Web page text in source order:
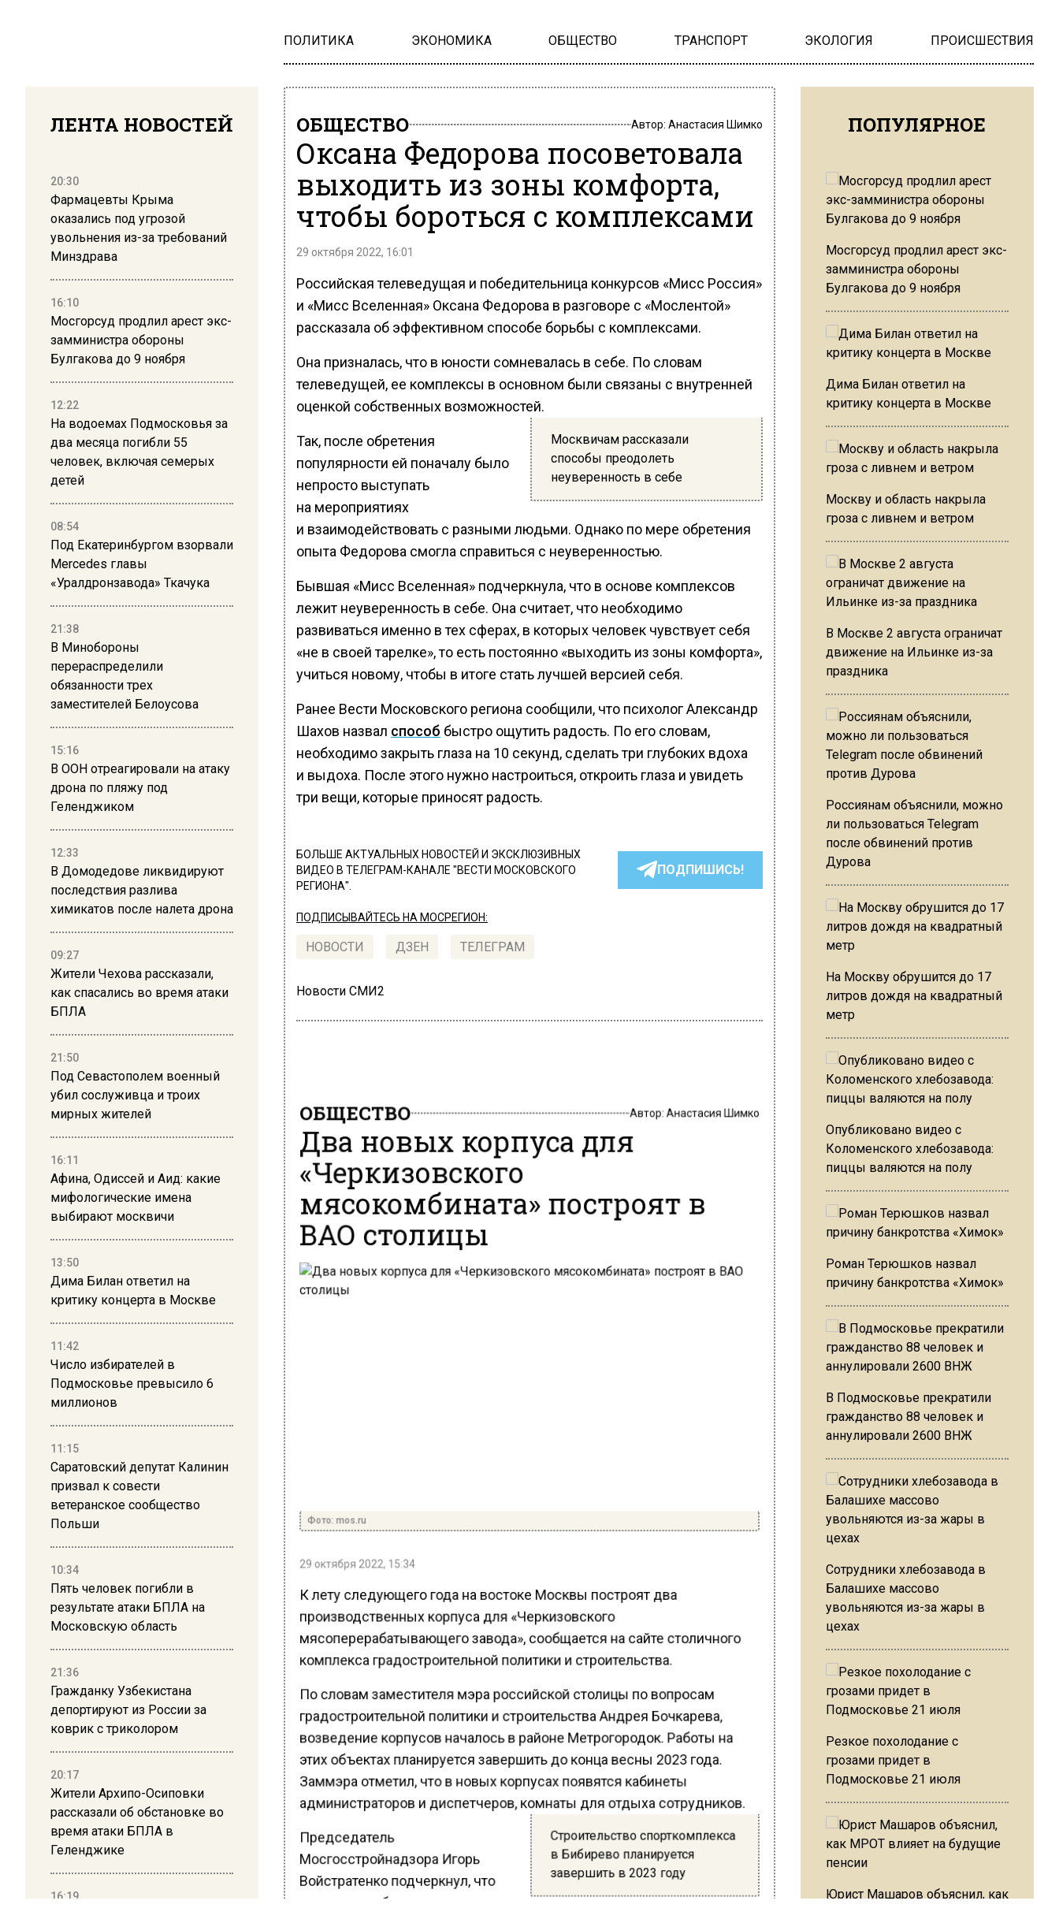
ПОЛИТИКА ЭКОНОМИКА ОБЩЕСТВО ТРАНСПОРТ ЭКОЛОГИЯ ПРОИСШЕСТВИЯ
ЛЕНТА НОВОСТЕЙ
20:30
Фармацевты Крыма
оказались под угрозой
увольнения из-за требований
Минздрава
16:10
Мосгорсуд продлил арест экс-
замминистра обороны
Булгакова до 9 ноября
12:22
На водоемах Подмосковья за
два месяца погибли 55
человек, включая семерых
детей
08:54
Под Екатеринбургом взорвали
Mercedes главы
«Уралдронзавода» Ткачука
21:38
В Минобороны
перераспределили
обязанности трех
заместителей Белоусова
15:16
В ООН отреагировали на атаку
дрона по пляжу под
Геленджиком
12:33
В Домодедове ликвидируют
последствия разлива
химикатов после налета дрона
09:27
Жители Чехова рассказали,
как спасались во время атаки
БПЛА
21:50
Под Севастополем военный
убил сослуживца и троих
мирных жителей
16:11
Афина, Одиссей и Аид: какие
мифологические имена
выбирают москвичи
13:50
Дима Билан ответил на
критику концерта в Москве
11:42
Число избирателей в
Подмосковье превысило 6
миллионов
11:15
Саратовский депутат Калинин
призвал к совести
ветеранское сообщество
Польши
10:34
Пять человек погибли в
результате атаки БПЛА на
Московскую область
21:36
Гражданку Узбекистана
депортируют из России за
коврик с триколором
20:17
Жители Архипо-Осиповки
рассказали об обстановке во
время атаки БПЛА в
Геленджике
16:19
ОБЩЕСТВО Автор: Анастасия Шимко
Оксана Федорова посоветовала
выходить из зоны комфорта,
чтобы бороться с комплексами
29 октября 2022, 16:01
Российская телеведущая и победительница конкурсов «Мисс Россия»
и «Мисс Вселенная» Оксана Федорова в разговоре с «Мослентой»
рассказала об эффективном способе борьбы с комплексами.
Она призналась, что в юности сомневалась в себе. По словам
телеведущей, ее комплексы в основном были связаны с внутренней
оценкой собственных возможностей.
Москвичам рассказали
способы преодолеть
неуверенность в себе
Так, после обретения
популярности ей поначалу было
непросто выступать
на мероприятиях
и взаимодействовать с разными людьми. Однако по мере обретения
опыта Федорова смогла справиться с неуверенностью.
Бывшая «Мисс Вселенная» подчеркнула, что в основе комплексов
лежит неуверенность в себе. Она считает, что необходимо
развиваться именно в тех сферах, в которых человек чувствует себя
«не в своей тарелке», то есть постоянно «выходить из зоны комфорта»,
учиться новому, чтобы в итоге стать лучшей версией себя.
Ранее Вести Московского региона сообщили, что психолог Александр
Шахов назвал способ быстро ощутить радость. По его словам,
необходимо закрыть глаза на 10 секунд, сделать три глубоких вдоха
и выдоха. После этого нужно настроиться, откроить глаза и увидеть
три вещи, которые приносят радость.
БОЛЬШЕ АКТУАЛЬНЫХ НОВОСТЕЙ И ЭКСКЛЮЗИВНЫХ
ВИДЕО В ТЕЛЕГРАМ-КАНАЛЕ "ВЕСТИ МОСКОВСКОГО
РЕГИОНА".
ПОДПИШИСЬ!
ПОДПИСЫВАЙТЕСЬ НА МОСРЕГИОН:
НОВОСТИ ДЗЕН ТЕЛЕГРАМ
Новости СМИ2
ОБЩЕСТВО
Два новых корпуса для
«Черкизовского
мясокомбината» построят в
ВАО столицы
Фото: mos.ru
29 октября 2022, 15:34
К лету следующего года на востоке Москвы построят два
производственных корпуса для «Черкизовского
мясоперерабатывающего завода», сообщается на сайте столичного
комплекса градостроительной политики и строительства.
По словам заместителя мэра российской столицы по вопросам
градостроительной политики и строительства Андрея Бочкарева,
возведение корпусов началось в районе Метрогородок. Работы на
этих объектах планируется завершить до конца весны 2023 года.
Заммэра отметил, что в новых корпусах появятся кабинеты
администраторов и диспетчеров, комнаты для отдыха сотрудников.
Строительство спорткомплекса
в Бибирево планируется
завершить в 2023 году
Председатель
Мосгосстройнадзора Игорь
Войстратенко подчеркнул, что
в столице наблюдается рост
ПОПУЛЯРНОЕ
Мосгорсуд продлил арест экс-
замминистра обороны
Булгакова до 9 ноября
Дима Билан ответил на
критику концерта в Москве
Москву и область накрыла
гроза с ливнем и ветром
В Москве 2 августа ограничат
движение на Ильинке из-за
праздника
Россиянам объяснили, можно
ли пользоваться Telegram
после обвинений против
Дурова
На Москву обрушится до 17
литров дождя на квадратный
метр
Опубликовано видео с
Коломенского хлебозавода:
пиццы валяются на полу
Роман Терюшков назвал
причину банкротства «Химок»
В Подмосковье прекратили
гражданство 88 человек и
аннулировали 2600 ВНЖ
Сотрудники хлебозавода в
Балашихе массово
увольняются из-за жары в
цехах
Резкое похолодание с
грозами придет в
Подмосковье 21 июля
Юрист Машаров объяснил, как